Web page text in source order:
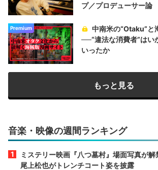
プ／プロデューサー論
Premium
中南米の“Otaku”と
──“違法な消費者”はい
いったか
もっと見る
音楽・映像の週間ランキング
ミステリー映画『八つ墓村』場面写真が
尾上松也がトレンチコート姿を披露